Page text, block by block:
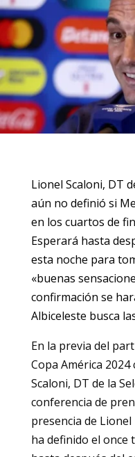
Lionel Scaloni, DT
aún no definió si
en los cuartos de
Esperará hasta
esta noche para
«buenas
confirmación se
Albiceleste busca
En la previa del
Copa América
Scaloni, DT de la
conferencia de
presencia de
ha definido el once